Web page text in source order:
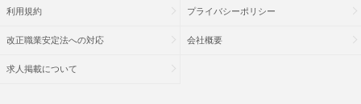
利用規約 プライバシーポリシー
改正職業安定法への対応 会社概要
求人掲載について